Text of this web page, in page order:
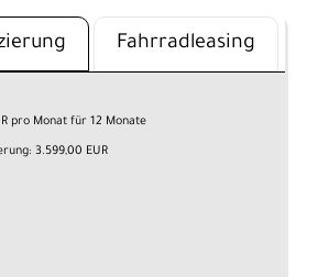
Fahrradleasing
pro Monat für 12 Monate
3.599,00 EUR